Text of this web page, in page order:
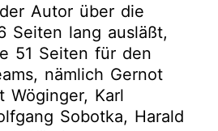
Autor über die
Seiten lang ausläßt,
51 Seiten für den
nämlich Gernot
Wöginger, Karl
Sobotka, Harald